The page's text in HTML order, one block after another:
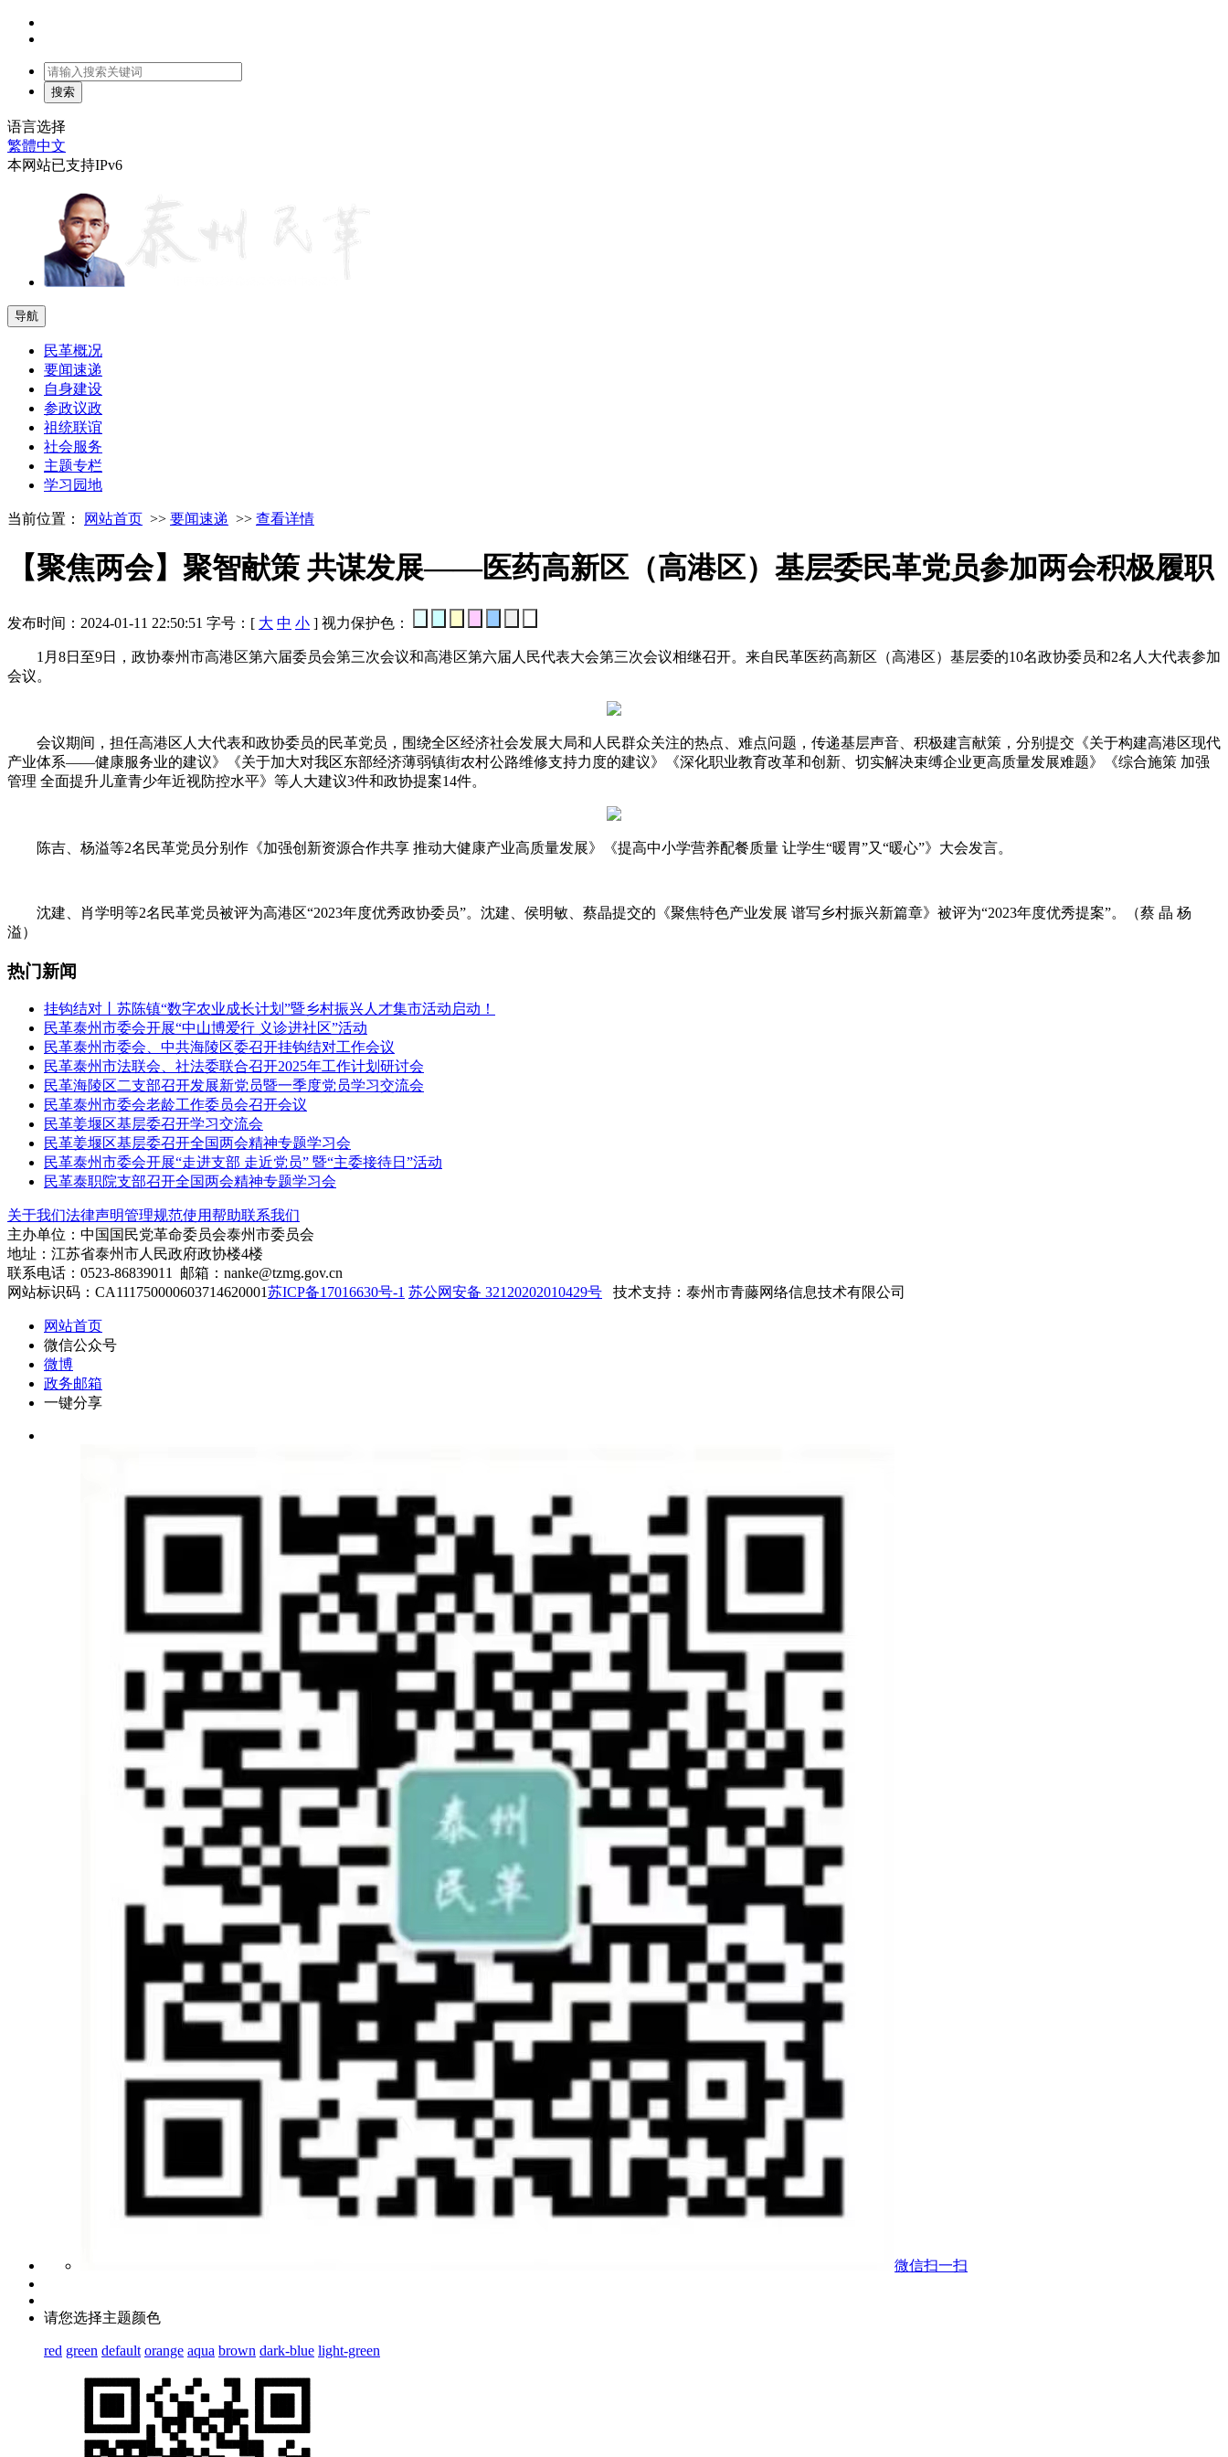
语言选择
繁體中文
本网站已支持IPv6
导航
民革概况
要闻速递
自身建设
参政议政
祖统联谊
社会服务
主题专栏
学习园地
当前位置： 网站首页 >> 要闻速递 >> 查看详情
【聚焦两会】聚智献策 共谋发展——医药高新区（高港区）基层委民革党员参加两会积极履职
发布时间：2024-01-11 22:50:51 字号：[ 大 中 小 ] 视力保护色：
1月8日至9日，政协泰州市高港区第六届委员会第三次会议和高港区第六届人民代表大会第三次会议相继召开。来自民革医药高新区（高港区）基层委的10名政协委员和2名人大代表参加
会议。
会议期间，担任高港区人大代表和政协委员的民革党员，围绕全区经济社会发展大局和人民群众关注的热点、难点问题，传递基层声音、积极建言献策，分别提交《关于构建高港区现代
产业体系——健康服务业的建议》《关于加大对我区东部经济薄弱镇街农村公路维修支持力度的建议》《深化职业教育改革和创新、切实解决束缚企业更高质量发展难题》《综合施策 加强
管理 全面提升儿童青少年近视防控水平》等人大建议3件和政协提案14件。
陈吉、杨溢等2名民革党员分别作《加强创新资源合作共享 推动大健康产业高质量发展》《提高中小学营养配餐质量 让学生“暖胃”又“暖心”》大会发言。
沈建、肖学明等2名民革党员被评为高港区“2023年度优秀政协委员”。沈建、侯明敏、蔡晶提交的《聚焦特色产业发展 谱写乡村振兴新篇章》被评为“2023年度优秀提案”。（蔡 晶 杨
溢）
热门新闻
挂钩结对丨苏陈镇“数字农业成长计划”暨乡村振兴人才集市活动启动！
民革泰州市委会开展“中山博爱行 义诊进社区”活动
民革泰州市委会、中共海陵区委召开挂钩结对工作会议
民革泰州市法联会、社法委联合召开2025年工作计划研讨会
民革海陵区二支部召开发展新党员暨一季度党员学习交流会
民革泰州市委会老龄工作委员会召开会议
民革姜堰区基层委召开学习交流会
民革姜堰区基层委召开全国两会精神专题学习会
民革泰州市委会开展“走进支部 走近党员” 暨“主委接待日”活动
民革泰职院支部召开全国两会精神专题学习会
关于我们法律声明管理规范使用帮助联系我们
主办单位：中国国民党革命委员会泰州市委员会
地址：江苏省泰州市人民政府政协楼4楼
联系电话：0523-86839011 邮箱：nanke@tzmg.gov.cn
网站标识码：CA111750000603714620001苏ICP备17016630号-1 苏公网安备 32120202010429号 技术支持：泰州市青藤网络信息技术有限公司
网站首页
微信公众号
微博
政务邮箱
一键分享
微信扫一扫
请您选择主题颜色
red green default orange aqua brown dark-blue light-green